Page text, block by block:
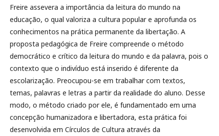
Freire assevera a importância da leitura do mundo na
educação, o qual valoriza a cultura popular e aprofunda os
conhecimentos na prática permanente da libertação. A
proposta pedagógica de Freire compreende o método
democrático e crítico da leitura do mundo e da palavra, pois o
contexto que o indivíduo está inserido é diferente da
escolarização. Preocupou-se em trabalhar com textos,
temas, palavras e letras a partir da realidade do aluno. Desse
modo, o método criado por ele, é fundamentado em uma
concepção humanizadora e libertadora, esta prática foi
desenvolvida em Círculos de Cultura através da